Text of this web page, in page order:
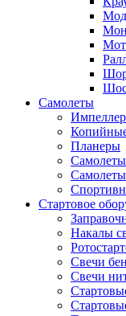
Самолеты
Планеры
Стартовое
Накалы
Свечи
Свечи